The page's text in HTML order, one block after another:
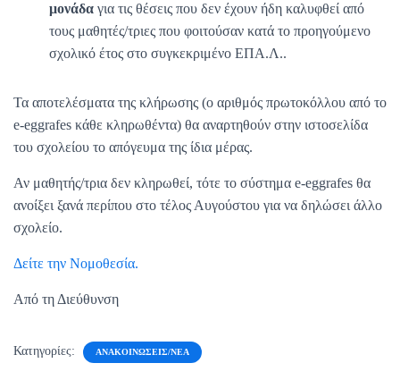
μονάδα για τις θέσεις που δεν έχουν ήδη καλυφθεί από
τους μαθητές/τριες που φοιτούσαν κατά το προηγούμενο
σχολικό έτος στο συγκεκριμένο ΕΠΑ.Λ..
Τα αποτελέσματα της κλήρωσης (ο αριθμός πρωτοκόλλου από το
e-eggrafes κάθε κληρωθέντα) θα αναρτηθούν στην ιστοσελίδα
του σχολείου το απόγευμα της ίδια μέρας.
Αν μαθητής/τρια δεν κληρωθεί, τότε το σύστημα e-eggrafes θα
ανοίξει ξανά περίπου στο τέλος Αυγούστου για να δηλώσει άλλο
σχολείο.
Δείτε την Νομοθεσία.
Από τη Διεύθυνση
Κατηγορίες: ΑΝΑΚΟΙΝΏΣΕΙΣ/ΝΈΑ